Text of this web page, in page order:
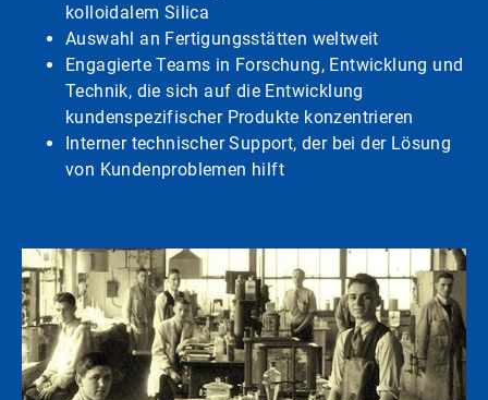
kolloidalem Silica
Auswahl an Fertigungsstätten weltweit
Engagierte Teams in Forschung, Entwicklung und
Technik, die sich auf die Entwicklung
kundenspezifischer Produkte konzentrieren
Interner technischer Support, der bei der Lösung
von Kundenproblemen hilft